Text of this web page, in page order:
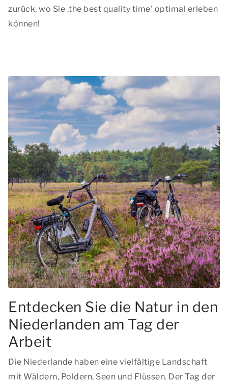
zurück, wo Sie ,the best quality time' optimal erleben
können!
Entdecken Sie die Natur in den
Niederlanden am Tag der
Arbeit
Die Niederlande haben eine vielfältige Landschaft
mit Wäldern, Poldern, Seen und Flüssen. Der Tag der